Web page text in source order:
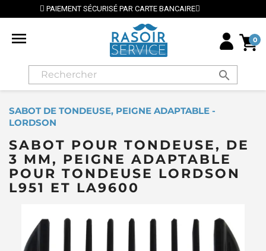
BANCAIRE ⭐ LIVRAISON GRATUITE EN FRANCE
 0
search
SABOT DE TONDEUSE, PEIGNE ADAPTABLE -
LORDSON
SABOT POUR TONDEUSE, DE
3 MM, PEIGNE ADAPTABLE
POUR TONDEUSE LORDSON
L951 ET LA9600